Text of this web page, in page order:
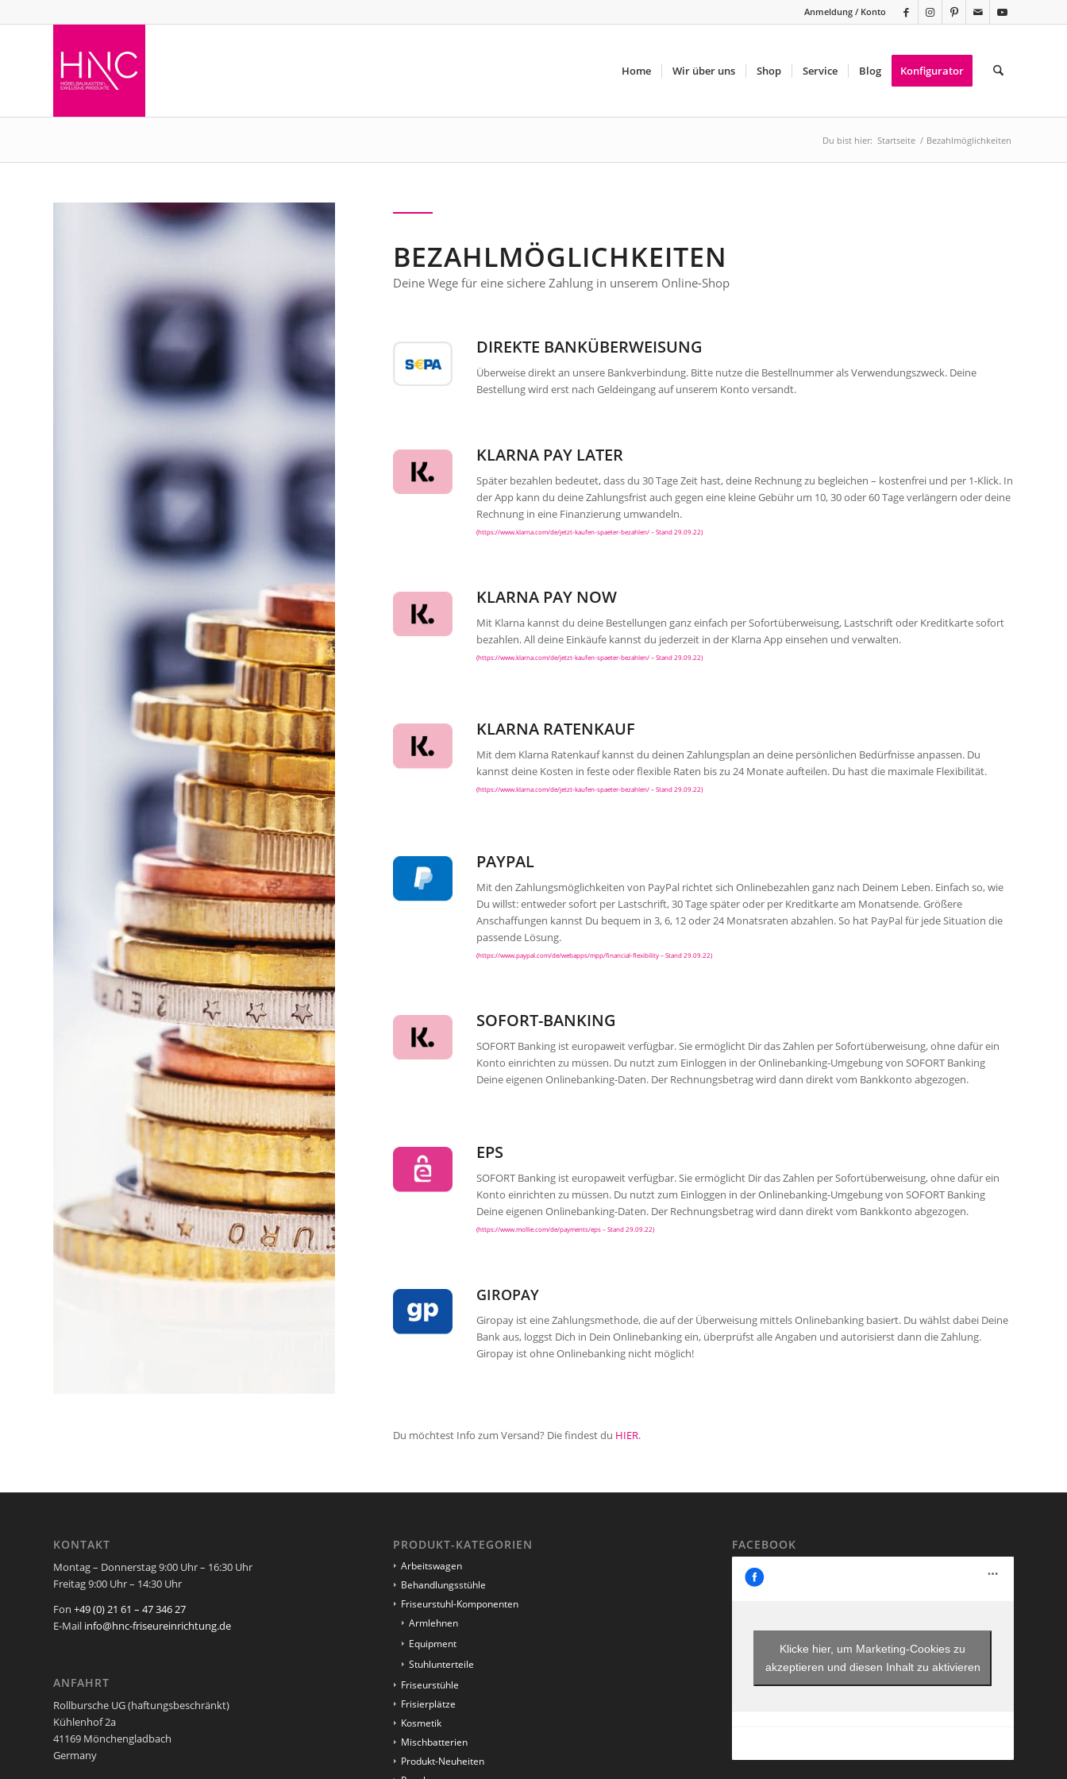
Anmeldung / Konto
Home Wir über uns Shop Service Blog Konfigurator
Du bist hier: Startseite / Bezahlmöglichkeiten
BEZAHLMÖGLICHKEITEN
Deine Wege für eine sichere Zahlung in unserem Online-Shop
DIREKTE BANKÜBERWEISUNG
Überweise direkt an unsere Bankverbindung. Bitte nutze die Bestellnummer als Verwendungszweck. Deine
Bestellung wird erst nach Geldeingang auf unserem Konto versandt.
KLARNA PAY LATER
Später bezahlen bedeutet, dass du 30 Tage Zeit hast, deine Rechnung zu begleichen – kostenfrei und per 1-Klick. In
der App kann du deine Zahlungsfrist auch gegen eine kleine Gebühr um 10, 30 oder 60 Tage verlängern oder deine
Rechnung in eine Finanzierung umwandeln.
(https://www.klarna.com/de/jetzt-kaufen-spaeter-bezahlen/ – Stand 29.09.22)
KLARNA PAY NOW
Mit Klarna kannst du deine Bestellungen ganz einfach per Sofortüberweisung, Lastschrift oder Kreditkarte sofort
bezahlen. All deine Einkäufe kannst du jederzeit in der Klarna App einsehen und verwalten.
(https://www.klarna.com/de/jetzt-kaufen-spaeter-bezahlen/ – Stand 29.09.22)
KLARNA RATENKAUF
Mit dem Klarna Ratenkauf kannst du deinen Zahlungsplan an deine persönlichen Bedürfnisse anpassen. Du
kannst deine Kosten in feste oder flexible Raten bis zu 24 Monate aufteilen. Du hast die maximale Flexibilität.
(https://www.klarna.com/de/jetzt-kaufen-spaeter-bezahlen/ – Stand 29.09.22)
PAYPAL
Mit den Zahlungsmöglichkeiten von PayPal richtet sich Onlinebezahlen ganz nach Deinem Leben. Einfach so, wie
Du willst: entweder sofort per Lastschrift, 30 Tage später oder per Kreditkarte am Monatsende. Größere
Anschaffungen kannst Du bequem in 3, 6, 12 oder 24 Monatsraten abzahlen. So hat PayPal für jede Situation die
passende Lösung.
(https://www.paypal.com/de/webapps/mpp/financial-flexibility – Stand 29.09.22)
SOFORT-BANKING
SOFORT Banking ist europaweit verfügbar. Sie ermöglicht Dir das Zahlen per Sofortüberweisung, ohne dafür ein
Konto einrichten zu müssen. Du nutzt zum Einloggen in der Onlinebanking-Umgebung von SOFORT Banking
Deine eigenen Onlinebanking-Daten. Der Rechnungsbetrag wird dann direkt vom Bankkonto abgezogen.
EPS
SOFORT Banking ist europaweit verfügbar. Sie ermöglicht Dir das Zahlen per Sofortüberweisung, ohne dafür ein
Konto einrichten zu müssen. Du nutzt zum Einloggen in der Onlinebanking-Umgebung von SOFORT Banking
Deine eigenen Onlinebanking-Daten. Der Rechnungsbetrag wird dann direkt vom Bankkonto abgezogen.
(https://www.mollie.com/de/payments/eps – Stand 29.09.22)
GIROPAY
Giropay ist eine Zahlungsmethode, die auf der Überweisung mittels Onlinebanking basiert. Du wählst dabei Deine
Bank aus, loggst Dich in Dein Onlinebanking ein, überprüfst alle Angaben und autorisierst dann die Zahlung.
Giropay ist ohne Onlinebanking nicht möglich!
Du möchtest Info zum Versand? Die findest du HIER.
KONTAKT
Montag – Donnerstag 9:00 Uhr – 16:30 Uhr
Freitag 9:00 Uhr – 14:30 Uhr
Fon +49 (0) 21 61 – 47 346 27
E-Mail info@hnc-friseureinrichtung.de
ANFAHRT
Rollbursche UG (haftungsbeschränkt)
Kühlenhof 2a
41169 Mönchengladbach
Germany
PRODUKT-KATEGORIEN
Arbeitswagen
Behandlungsstühle
Friseurstuhl-Komponenten
Armlehnen
Equipment
Stuhlunterteile
Friseurstühle
Frisierplätze
Kosmetik
Mischbatterien
Produkt-Neuheiten
FACEBOOK
Klicke hier, um Marketing-Cookies zu
akzeptieren und diesen Inhalt zu aktivieren